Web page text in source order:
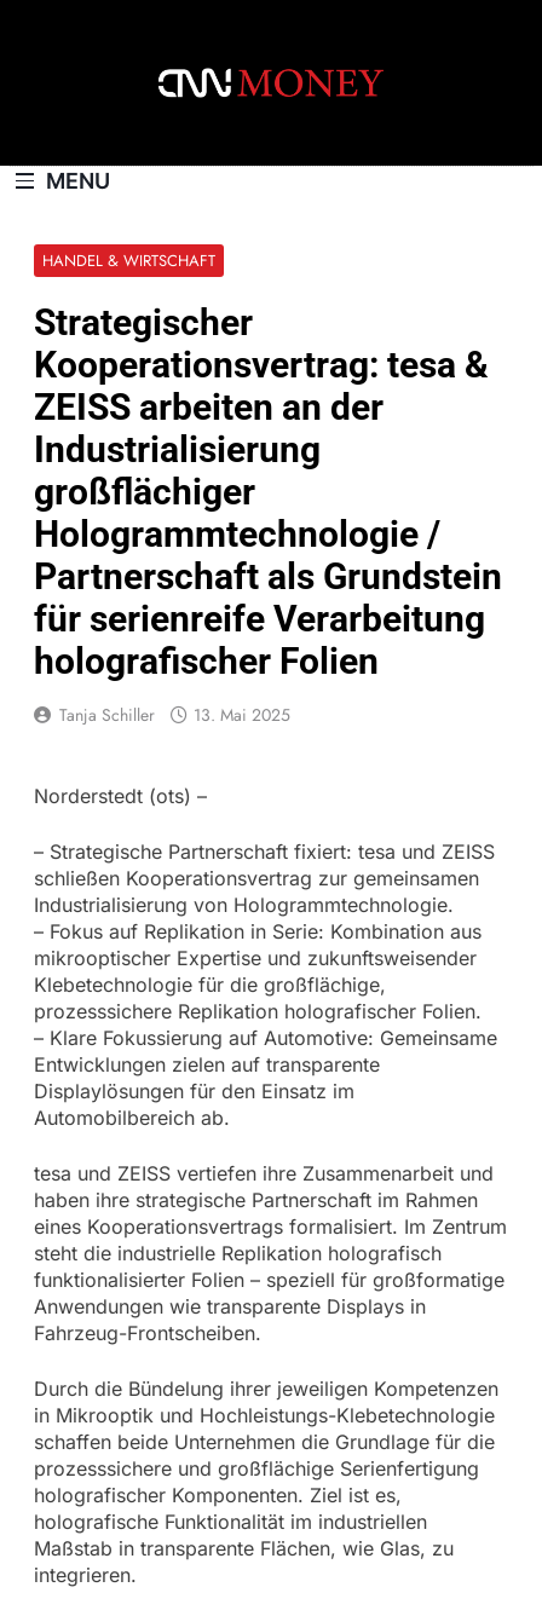
MENU
HANDEL & WIRTSCHAFT
Strategischer
Kooperationsvertrag: tesa &
ZEISS arbeiten an der
Industrialisierung
großflächiger
Hologrammtechnologie /
Partnerschaft als Grundstein
für serienreife Verarbeitung
holografischer Folien
Tanja Schiller 13. Mai 2025
Norderstedt (ots) –
– Strategische Partnerschaft fixiert: tesa und ZEISS
schließen Kooperationsvertrag zur gemeinsamen
Industrialisierung von Hologrammtechnologie.
– Fokus auf Replikation in Serie: Kombination aus
mikrooptischer Expertise und zukunftsweisender
Klebetechnologie für die großflächige,
prozesssichere Replikation holografischer Folien.
– Klare Fokussierung auf Automotive: Gemeinsame
Entwicklungen zielen auf transparente
Displaylösungen für den Einsatz im
Automobilbereich ab.
tesa und ZEISS vertiefen ihre Zusammenarbeit und
haben ihre strategische Partnerschaft im Rahmen
eines Kooperationsvertrags formalisiert. Im Zentrum
steht die industrielle Replikation holografisch
funktionalisierter Folien – speziell für großformatige
Anwendungen wie transparente Displays in
Fahrzeug-Frontscheiben.
Durch die Bündelung ihrer jeweiligen Kompetenzen
in Mikrooptik und Hochleistungs-Klebetechnologie
schaffen beide Unternehmen die Grundlage für die
prozesssichere und großflächige Serienfertigung
holografischer Komponenten. Ziel ist es,
holografische Funktionalität im industriellen
Maßstab in transparente Flächen, wie Glas, zu
integrieren.